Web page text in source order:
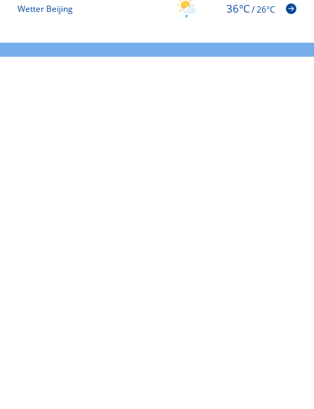
Wetter Beijing 36°C/26°C